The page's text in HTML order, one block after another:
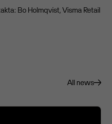
Bo Holmqvist, Visma Retail
All news